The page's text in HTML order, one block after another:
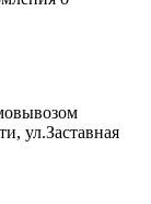
ул.Заставная